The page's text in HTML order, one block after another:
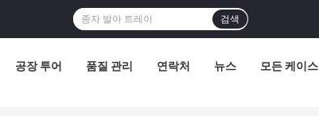
검색
공장 투어 품질 관리 연락처 뉴스 모든 케이스